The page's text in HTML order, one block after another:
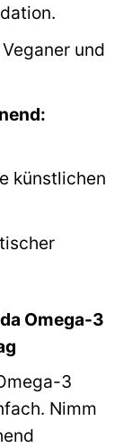
und
künstlichen
Omega-3
3
Nimm